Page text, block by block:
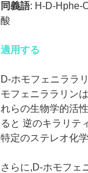
同義語: H-D-Hphe-
酸
適用する
D-ホモフェニララ
モフェニララリン
れらの生物学的活
ると 逆のキラリテ
特定のステレオ化
さらに,D-ホモフェ